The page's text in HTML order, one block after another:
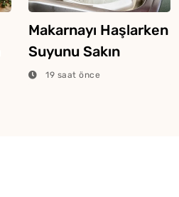
Makarnayı Haşlarken
Suyunu Sakın
Dökmeyin
19 saat önce